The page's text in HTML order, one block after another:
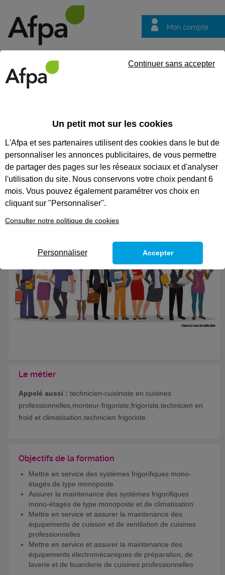
Mon compte
questions
CODES
TECHNICIEN D'INTERVENTION
EN FROID ET ÉQUIPEMENTS DE
CUISINES PROFESSIONNELLES
Formation certifiante
Le métier
Appelé aussi : technicien-cuisiniste en cuisines
professionnelles,monteur-frigoriste,frigoriste,technicien en
froid et climatisation,technicien frigoriste.
Objectifs de la formation
Mettre en service des systèmes frigorifiques mono-
étagés de type monoposte
Assurer la maintenance des systèmes frigorifiques
mono-étagés de type monoposte et de climatisation
Mettre en service et assurer la maintenance des
équipements de cuisson et de ventilation de cuisines
professionnelles
Mettre en service et assurer la maintenance des
équipements électromécaniques de préparation, de
laverie et de buanderie de cuisines professionnelles
Un petit mot sur les cookies
L'Afpa et ses partenaires utilisent des cookies dans le but de
personnaliser les annonces publicitaires, de vous permettre
de partager des pages sur les réseaux sociaux et d'analyser
l'utilisation du site. Nous conservons votre choix pendant 6
mois. Vous pouvez également paramétrer vos choix en
cliquant sur "Personnaliser".
Consulter notre politique de cookies
Continuer sans accepter
Personnaliser Accepter